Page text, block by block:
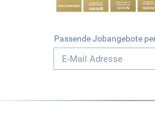
Passende Jobangebote